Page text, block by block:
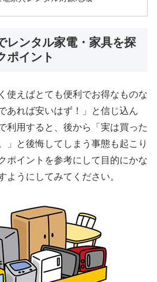
レンタル家電・家具を探
ポイント
使えばとても便利でお得なものな
あれば安いはず！」と信じ込ん
利用すると、後から「実は買った
と後悔してしまう事態も起こり
ポイントを参考にして目的にかな
ようにしてみてください。